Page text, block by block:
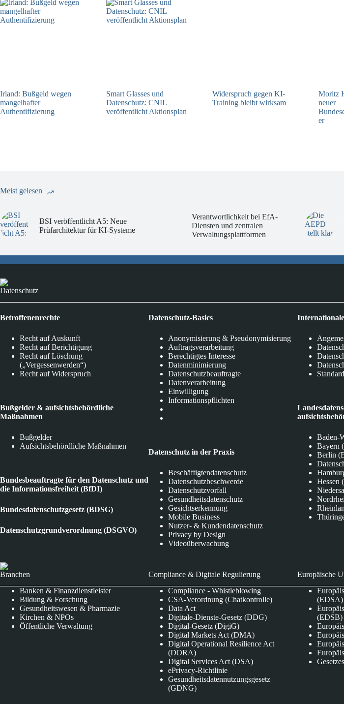
Irland: Bußgeld wegen
mangelhafter
Authentifizierung
Smart Glasses und
Datenschutz: CNIL
veröffentlicht Aktionsplan
Widerspruch gegen KI-
Training bleibt wirksam
Moritz
neuer
er
Meist gelesen
BSI veröffentlicht A5: Neue
Prüfarchitektur für KI-Systeme
Verantwortlichkeit bei EfA-
Diensten und zentralen
Verwaltungsplattformen
Datenschutz
Betroffenenrechte
Recht auf Auskunft
Recht auf Berichtigung
Recht auf Löschung
(„Vergessenwerden“)
Recht auf Widerspruch
Bußgelder & aufsichtsbehördliche
Maßnahmen
Bußgelder
Aufsichtsbehördliche Maßnahmen
Bundesbeauftragte für den Datenschutz und
die Informationsfreiheit (BfDI)
Bundesdatenschutzgesetz (BDSG)
Datenschutzgrundverordnung (DSGVO)
Datenschutz-Basics
Anonymisierung & Pseudonymisierung
Auftragsverarbeitung
Berechtigtes Interesse
Datenminimierung
Datenschutzbeauftragte
Datenverarbeitung
Einwilligung
Informationspflichten
Datenschutz in der Praxis
Beschäftigtendatenschutz
Datenschutzbeschwerde
Datenschutzvorfall
Gesundheitsdatenschutz
Gesichtserkennung
Mobile Business
Nutzer- & Kundendatenschutz
Privacy by Design
Videoüberwachung
Baden-
Bayern
Berlin
Hessen
Branchen
Banken & Finanzdienstleister
Bildung & Forschung
Gesundheitswesen & Pharmazie
Kirchen & NPOs
Öffentliche Verwaltung
Compliance & Digitale Regulierung
Compliance - Whistleblowing
CSA-Verordnung (Chatkontrolle)
Data Act
Digitale-Dienste-Gesetz (DDG)
Digital-Gesetz (DigiG)
Digital Markets Act (DMA)
Digital Operational Resilience Act
(DORA)
Digital Services Act (DSA)
ePrivacy-Richtlinie
Gesundheitsdatennutzungsgesetz
(GDNG)
Europäische
(EDSA)
(EDSB)